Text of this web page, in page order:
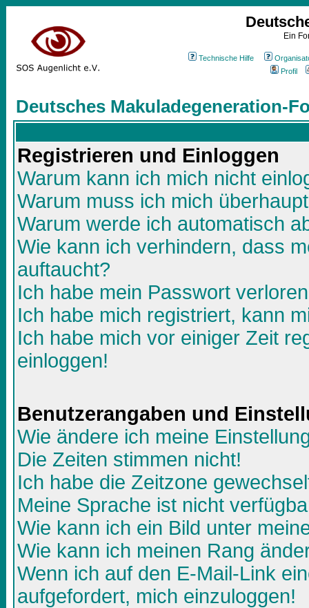
Ein
Technische Hilfe
Profil
Deutsches Makuladegeneration-
Registrieren und Einloggen
Warum kann ich mich nicht
Warum muss ich mich
Warum werde ich automatisch
Wie kann ich verhindern, dass
auftaucht?
Ich habe mein Passwort
Ich habe mich registriert, kann
Ich habe mich vor einiger Zeit
einloggen!
Benutzerangaben und
Wie ändere ich meine
Die Zeiten stimmen nicht!
Ich habe die Zeitzone
Meine Sprache ist nicht
Wie kann ich ein Bild unter
Wie kann ich meinen Rang
Wenn ich auf den E-Mail-Link
aufgefordert, mich einzuloggen!